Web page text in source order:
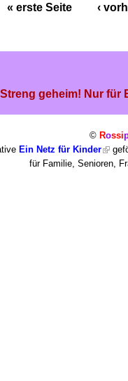
« erste Seite ‹
Streng geheim! Nur für
© Rossi
Ein Netz für Kinder
für Familie, Senioren,